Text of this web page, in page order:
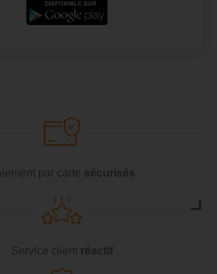
par carte sécurisés
Service client réactif